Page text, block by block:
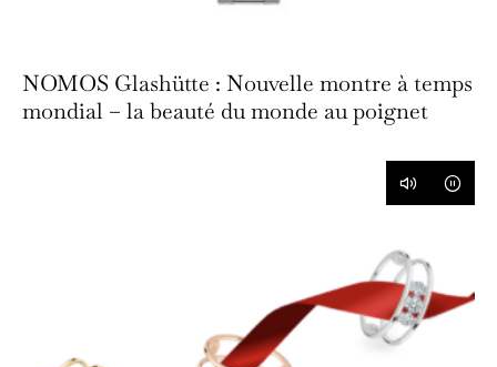
NOMOS Glashütte : Nouvelle montre à temps
mondial – la beauté du monde au poignet